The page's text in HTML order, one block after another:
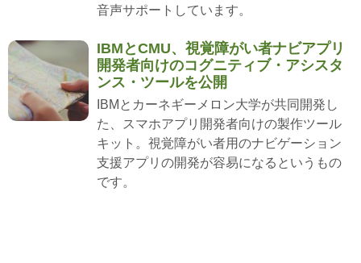
音声サポートしています。
IBMとCMU、視覚障がい者ナビアプリ
開発者向けのコグニティブ・アシスタ
ンス・ツールを公開
IBMとカーネギーメロン大学が共同開発し
た、スマホアプリ開発者向けの製作ツール
キット。視覚障がい者用のナビゲーション
支援アプリの開発が容易になるというもの
です。